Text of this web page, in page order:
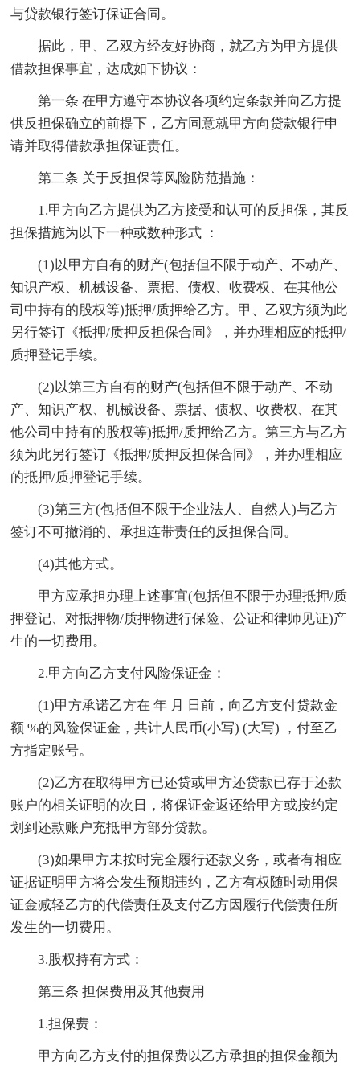
与贷款银行签订保证合同。
据此，甲、乙双方经友好协商，就乙方为甲方提供
借款担保事宜，达成如下协议：
第一条 在甲方遵守本协议各项约定条款并向乙方提
供反担保确立的前提下，乙方同意就甲方向贷款银行申
请并取得借款承担保证责任。
第二条 关于反担保等风险防范措施：
1.甲方向乙方提供为乙方接受和认可的反担保，其反
担保措施为以下一种或数种形式 ：
(1)以甲方自有的财产(包括但不限于动产、不动产、
知识产权、机械设备、票据、债权、收费权、在其他公
司中持有的股权等)抵押/质押给乙方。甲、乙双方须为此
另行签订《抵押/质押反担保合同》，并办理相应的抵押/
质押登记手续。
(2)以第三方自有的财产(包括但不限于动产、不动
产、知识产权、机械设备、票据、债权、收费权、在其
他公司中持有的股权等)抵押/质押给乙方。第三方与乙方
须为此另行签订《抵押/质押反担保合同》，并办理相应
的抵押/质押登记手续。
(3)第三方(包括但不限于企业法人、自然人)与乙方
签订不可撤消的、承担连带责任的反担保合同。
(4)其他方式。
甲方应承担办理上述事宜(包括但不限于办理抵押/质
押登记、对抵押物/质押物进行保险、公证和律师见证)产
生的一切费用。
2.甲方向乙方支付风险保证金：
(1)甲方承诺乙方在 年 月 日前，向乙方支付贷款金
额 %的风险保证金，共计人民币(小写) (大写) ，付至乙
方指定账号。
(2)乙方在取得甲方已还贷或甲方还贷款已存于还款
账户的相关证明的次日，将保证金返还给甲方或按约定
划到还款账户充抵甲方部分贷款。
(3)如果甲方未按时完全履行还款义务，或者有相应
证据证明甲方将会发生预期违约，乙方有权随时动用保
证金减轻乙方的代偿责任及支付乙方因履行代偿责任所
发生的一切费用。
3.股权持有方式：
第三条 担保费用及其他费用
1.担保费：
甲方向乙方支付的担保费以乙方承担的担保金额为